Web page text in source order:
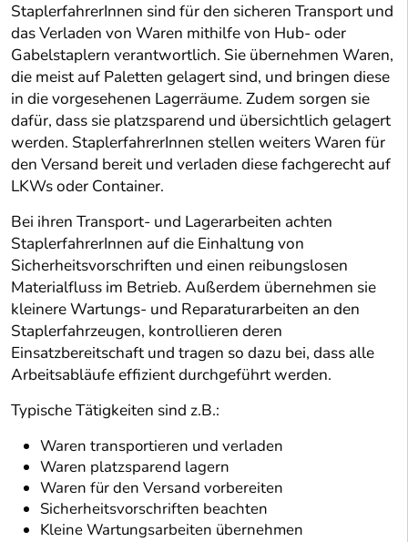
StaplerfahrerInnen sind für den sicheren Transport und
das Verladen von Waren mithilfe von Hub- oder
Gabelstaplern verantwortlich. Sie übernehmen Waren,
die meist auf Paletten gelagert sind, und bringen diese
in die vorgesehenen Lagerräume. Zudem sorgen sie
dafür, dass sie platzsparend und übersichtlich gelagert
werden. StaplerfahrerInnen stellen weiters Waren für
den Versand bereit und verladen diese fachgerecht auf
LKWs oder Container.
Bei ihren Transport- und Lagerarbeiten achten
StaplerfahrerInnen auf die Einhaltung von
Sicherheitsvorschriften und einen reibungslosen
Materialfluss im Betrieb. Außerdem übernehmen sie
kleinere Wartungs- und Reparaturarbeiten an den
Staplerfahrzeugen, kontrollieren deren
Einsatzbereitschaft und tragen so dazu bei, dass alle
Arbeitsabläufe effizient durchgeführt werden.
Typische Tätigkeiten sind z.B.:
Waren transportieren und verladen
Waren platzsparend lagern
Waren für den Versand vorbereiten
Sicherheitsvorschriften beachten
Kleine Wartungsarbeiten übernehmen